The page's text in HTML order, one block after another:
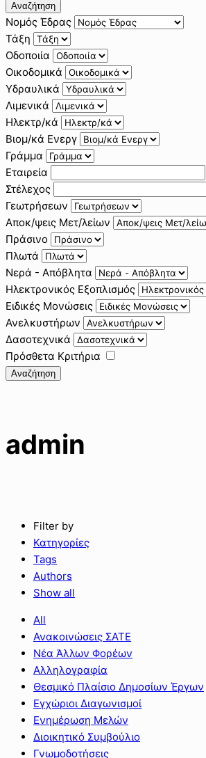
Αναζήτηση
Νομός Έδρας
Τάξη
Οδοποιία
Οικοδομικά
Υδραυλικά
Λιμενικά
Ηλεκτρ/κά
Βιομ/κά Ενεργ
Γράμμα
Εταιρεία
Στέλεχος
Γεωτρήσεων
Αποκ/ψεις Μετ/λείων
Πράσινο
Πλωτά
Νερά - Απόβλητα
Ηλεκτρονικός Εξοπλισμός
Ειδικές Μονώσεις
Ανελκυστήρων
Δασοτεχνικά
Πρόσθετα Κριτήρια
Αναζήτηση
admin
Filter by
Κατηγορίες
Tags
Authors
Show all
All
Ανακοινώσεις ΣΑΤΕ
Νέα Άλλων Φορέων
Αλληλογραφία
Θεσμικό Πλαίσιο Δημοσίων Έργων
Εγχώριοι Διαγωνισμοί
Ενημέρωση Μελών
Διοικητικό Συμβούλιο
Γνωμοδοτήσεις